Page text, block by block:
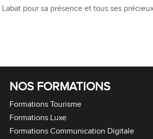
pour sa présence et tous ses
NOS FORMATIONS
Formations Tourisme
Formations Luxe
Formations Communication Digitale